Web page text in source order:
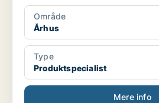
Område
Århus
Type
Produktspecialist
Mere info